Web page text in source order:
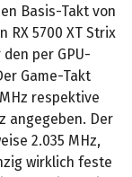
Basis-Takt von
RX 5700 XT Strix
den per GPU-
Game-Takt
respektive
angegeben. Der
2.035 MHz,
wirklich feste